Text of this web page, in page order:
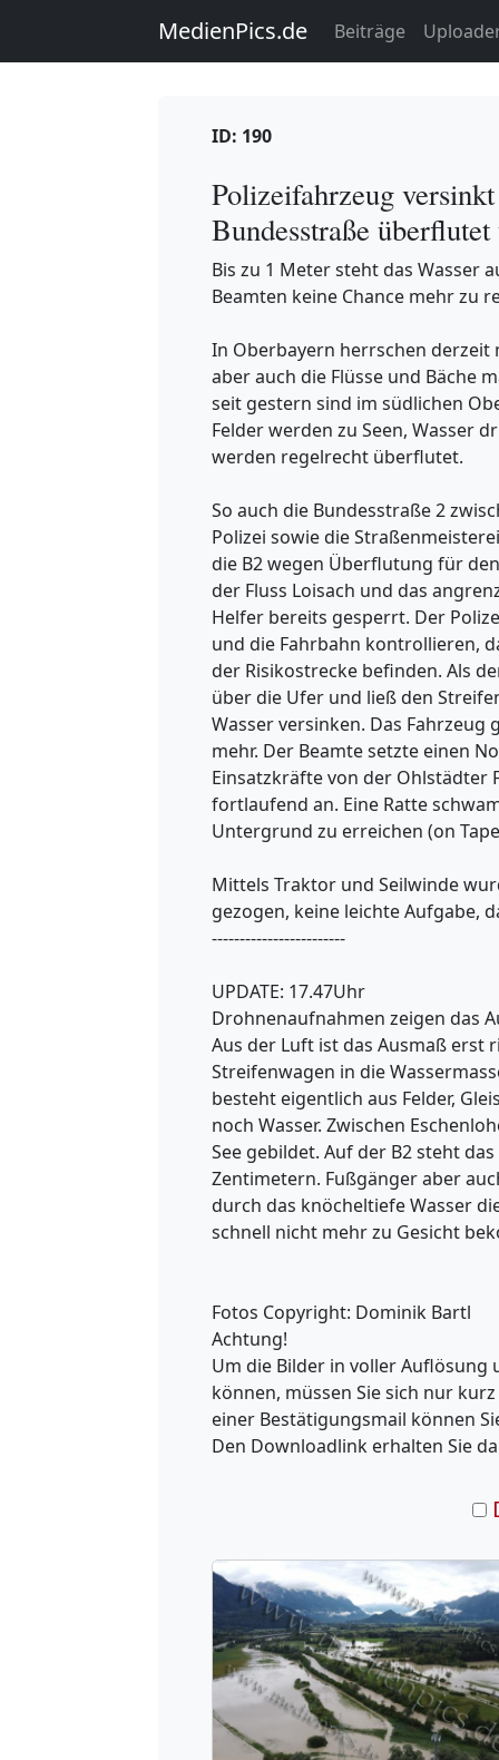
MedienPics.de Beiträge
ID: 190
Polizeifahrzeug
Bundesstraße
Bis zu 1 Meter steht das Wasser
Beamten keine Chance mehr zu
In Oberbayern herrschen derzeit
aber auch die Flüsse und Bäche
seit gestern sind im südlichen
Felder werden zu Seen, Wasser
werden regelrecht überflutet.
So auch die Bundesstraße 2
Polizei sowie die
die B2 wegen Überflutung für
der Fluss Loisach und das
Helfer bereits gesperrt. Der
und die Fahrbahn kontrollieren,
der Risikostrecke befinden. Als
über die Ufer und ließ den
Wasser versinken. Das Fahrzeug
mehr. Der Beamte setzte einen
Einsatzkräfte von der Ohlstädter
fortlaufend an. Eine Ratte
Untergrund zu erreichen (on
Mittels Traktor und Seilwinde
gezogen, keine leichte Aufgabe,
------------------------
UPDATE: 17.47Uhr
Drohnenaufnahmen zeigen das
Aus der Luft ist das Ausmaß erst
Streifenwagen in die
besteht eigentlich aus Felder,
noch Wasser. Zwischen
See gebildet. Auf der B2 steht
Zentimetern. Fußgänger aber
durch das knöcheltiefe Wasser
schnell nicht mehr zu Gesicht
Fotos Copyright: Dominik Bartl
Achtung!
Um die Bilder in voller Auflösung
können, müssen Sie sich nur
einer Bestätigungsmail können
Den Downloadlink erhalten Sie